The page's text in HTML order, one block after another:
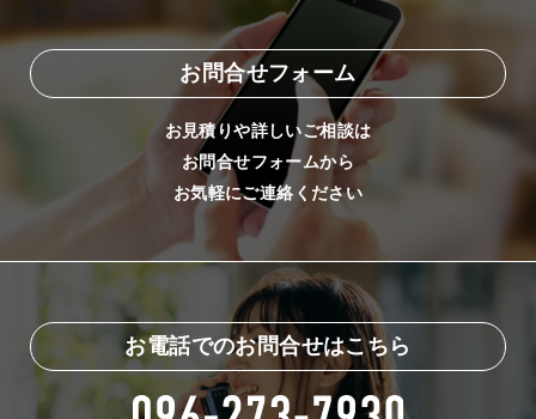
お問合せフォーム
お見積りや詳しいご相談は
お問合せフォームから
お気軽にご連絡ください
お電話でのお問合せはこちら